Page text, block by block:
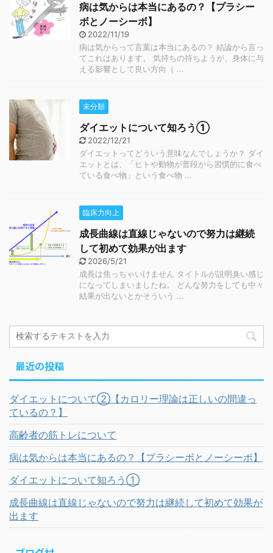
病は気からは本当にあるの？【プラシー
ボとノーシーボ】
2022/11/19
病は気からって言葉は本当にあるの？ 結論から言っ
てこれはあります。 気持ちの持ちようが、身体に与
える影響として良い方向（ ...
未分類
ダイエットについて知ろう①
2022/12/21
ダイエットってどういう意味なんでしょうか？ ダイ
エットとは、「ヒトや動物が普段から習慣的に食べ
ている食べ物」という食べ物 ...
臨床力向上
成長曲線は直線じゃないので努力は継続
して初めて効果が出ます
2026/5/21
成長は焦っちゃいけません タイトルが説明臭い感じ
になってしまいましたね。 どんな努力をしても中々
結果が出ないとかそういう ...
最近の投稿
ダイエットについて②【カロリー理論は正しいの間違っ
ているの？】
高齢者の筋トレについて
病は気からは本当にあるの？【プラシーボとノーシーボ】
ダイエットについて知ろう①
成長曲線は直線じゃないので努力は継続して初めて効果が
出ます